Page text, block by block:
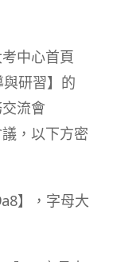
中心首頁
研習】的
流會
，以下方密
】，字母大